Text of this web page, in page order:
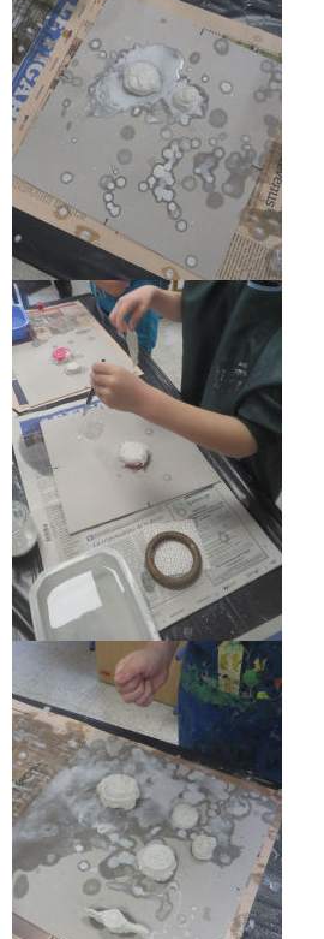
.
e
d